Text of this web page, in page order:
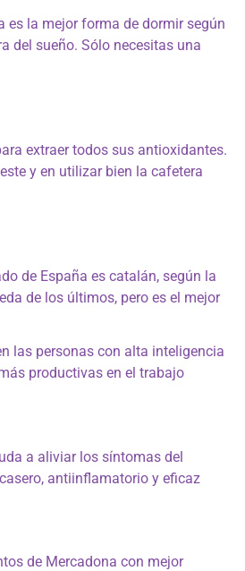
es la mejor forma de dormir según
del sueño. Sólo necesitas una
extraer todos sus antioxidantes.
y en utilizar bien la cafetera
de España es catalán, según la
de los últimos, pero es el mejor
las personas con alta inteligencia
productivas en el trabajo
a aliviar los síntomas del
antiinflamatorio y eficaz
de Mercadona con mejor